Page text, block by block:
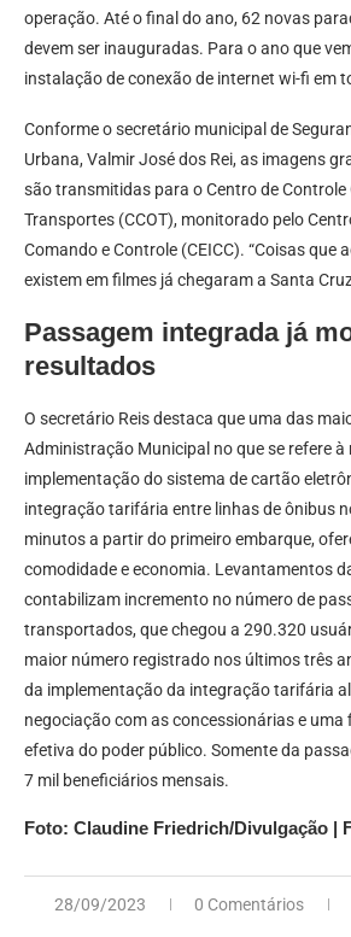
operação. Até o final do ano, 62 novas
devem ser inauguradas. Para o ano que
instalação de conexão de internet wi-fi em
Conforme o secretário municipal de
Urbana, Valmir José dos Rei, as imagens
são transmitidas para o Centro de Controle
Transportes (CCOT), monitorado pelo
Comando e Controle (CEICC). “Coisas que
existem em filmes já chegaram a Santa
Passagem integrada já
resultados
O secretário Reis destaca que uma das
Administração Municipal no que se refere à
implementação do sistema de cartão
integração tarifária entre linhas de ônibus
minutos a partir do primeiro embarque,
comodidade e economia. Levantamentos
contabilizam incremento no número de
transportados, que chegou a 290.320
maior número registrado nos últimos três
da implementação da integração tarifária
negociação com as concessionárias e
efetiva do poder público. Somente da
7 mil beneficiários mensais.
Foto: Claudine Friedrich/Divulgação |
28/09/2023 0 Comentários